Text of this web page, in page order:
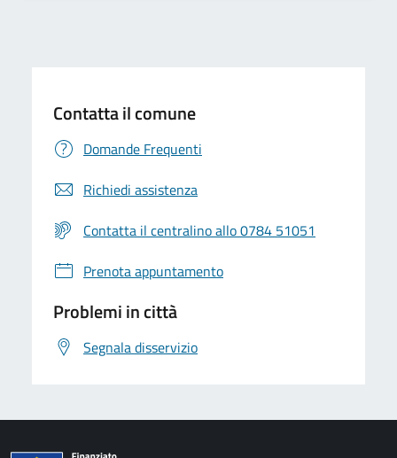
Contatta il comune
Domande Frequenti
Richiedi assistenza
Contatta il centralino allo 0784 51051
Prenota appuntamento
Problemi in città
Segnala disservizio